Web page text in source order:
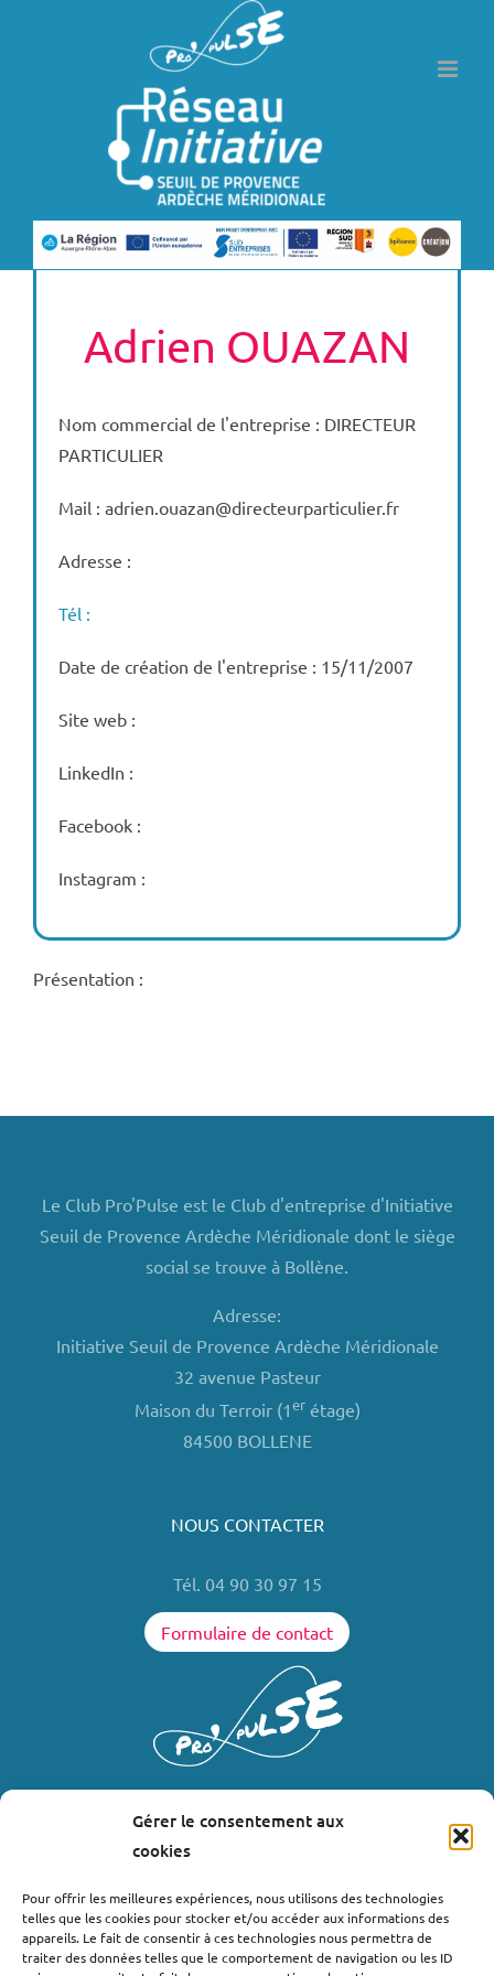
Gérer le consentement aux
cookies
Pour offrir les meilleures expériences, nous utilisons des technologies
telles que les cookies pour stocker et/ou accéder aux informations des
appareils. Le fait de consentir à ces technologies nous permettra de
traiter des données telles que le comportement de navigation ou les ID
Adrien OUAZAN
Nom commercial de l'entreprise : DIRECTEUR
PARTICULIER
Mail : adrien.ouazan@directeurparticulier.fr
Adresse :
Tél :
Date de création de l'entreprise : 15/11/2007
Site web :
LinkedIn :
Facebook :
Instagram :
Présentation :
Le Club Pro'Pulse est le Club d'entreprise d'Initiative
Seuil de Provence Ardèche Méridionale dont le siège
social se trouve à Bollène.
Adresse:
Initiative Seuil de Provence Ardèche Méridionale
32 avenue Pasteur
Maison du Terroir (1erétage)
84500 BOLLENE
NOUS CONTACTER
Tél. 04 90 30 97 15
Formulaire de contact
Où nous trouver ?
Bollène
Nyons